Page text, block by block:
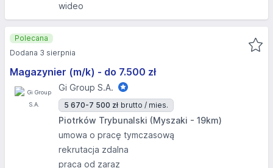
wideo
Magazynier (m/k) - do 7.500 zł
Gi Group S.A.
5 670-7 500 zł brutto / mies.
Piotrków Trybunalski (Myszaki - 19km)
umowa o pracę tymczasową
rekrutacja zdalna
praca od zaraz
Polecana
Dodana 3 sierpnia